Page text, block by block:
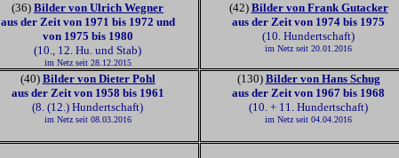
(36) Bilder von Ulrich Wegner
aus der Zeit von 1971 bis 1972 und
von 1975 bis 1980
(10., 12. Hu. und Stab)
im Netz seit 28.12.2015
(42) Bilder von Frank Gutacker
aus der Zeit von 1974 bis 1975
(10. Hundertschaft)
im Netz seit 20.01.2016
(40) Bilder von Dieter Pohl
aus der Zeit von 1958 bis 1961
(8. (12.) Hundertschaft)
im Netz seit 08.03.2016
(130) Bilder von Hans Schug
aus der Zeit von 1967 bis 1968
(10. + 11. Hundertschaft)
im Netz seit 04.04.2016